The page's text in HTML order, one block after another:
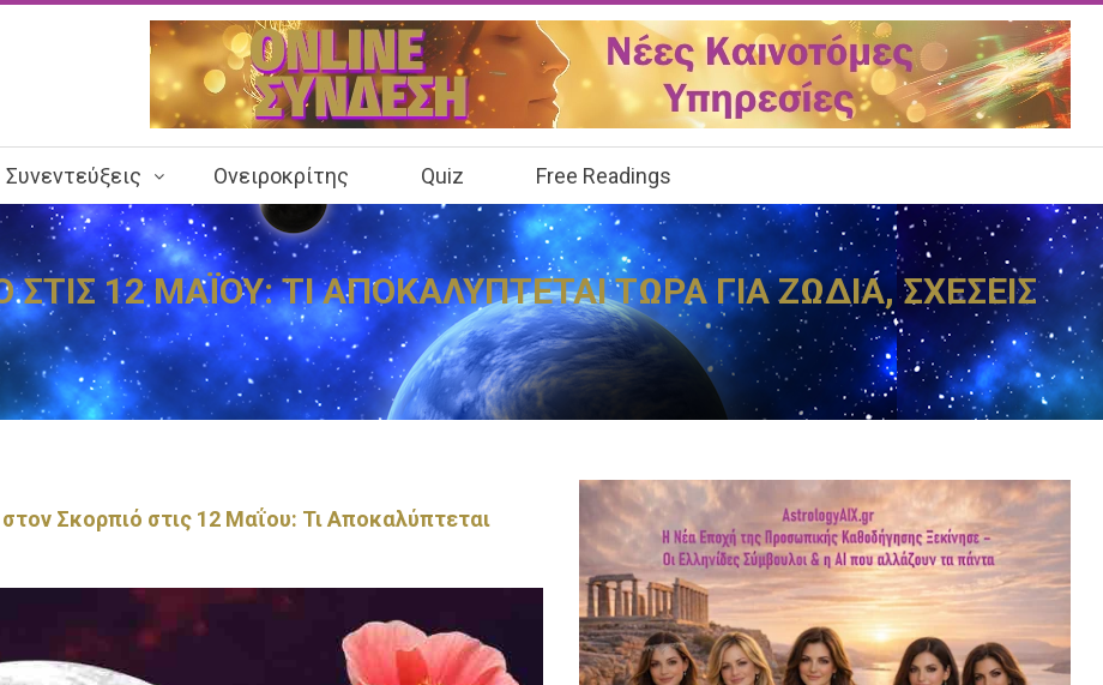
Συνεντεύξεις Ονειροκρίτης Quiz Free Readings
12 ΜΑΪΟΥ: ΤΙ ΑΠΟΚΑΛΥΠΤΕΤΑΙ ΤΩΡΑ ΓΙΑ ΖΩΔΙΑ, ΣΧΕΣΕΙΣ
Σκορπιό στις 12 Μαΐου: Τι Αποκαλύπτεται